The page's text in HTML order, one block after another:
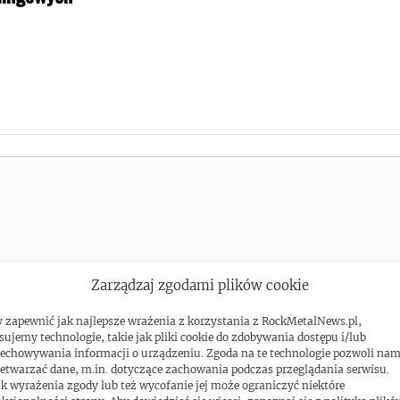
Zarządzaj zgodami plików cookie
zapewnić jak najlepsze wrażenia z korzystania z RockMetalNews.pl,
technologie, takie jak pliki cookie do zdobywania dostępu i/lub
informacji o urządzeniu. Zgoda na te technologie pozwoli nam
dane, m.in. dotyczące zachowania podczas przeglądania serwisu.
wyrażenia zgody lub też wycofanie jej może ograniczyć niektóre